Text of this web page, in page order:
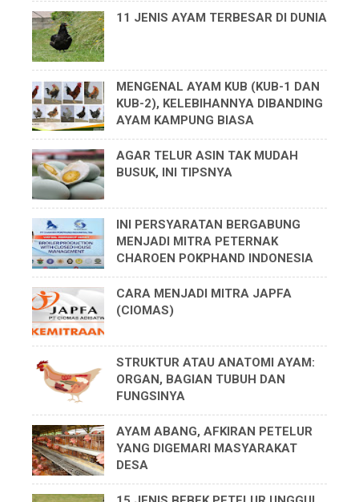
11 JENIS AYAM TERBESAR DI DUNIA
MENGENAL AYAM KUB (KUB-1 DAN
KUB-2), KELEBIHANNYA DIBANDING
AYAM KAMPUNG BIASA
AGAR TELUR ASIN TAK MUDAH
BUSUK, INI TIPSNYA
INI PERSYARATAN BERGABUNG
MENJADI MITRA PETERNAK
CHAROEN POKPHAND INDONESIA
CARA MENJADI MITRA JAPFA
(CIOMAS)
STRUKTUR ATAU ANATOMI AYAM:
ORGAN, BAGIAN TUBUH DAN
FUNGSINYA
AYAM ABANG, AFKIRAN PETELUR
YANG DIGEMARI MASYARAKAT
DESA